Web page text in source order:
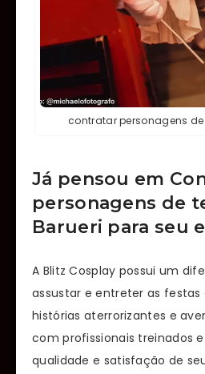
contratar personagens de
Já pensou em
personagens de
Barueri para seu
A Blitz Cosplay possui um
assustar e entreter as festas
histórias aterrorizantes e
com profissionais treinados
qualidade e satisfação de